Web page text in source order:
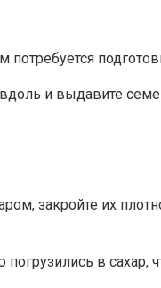
вдоль и выдавите
закройте их
в